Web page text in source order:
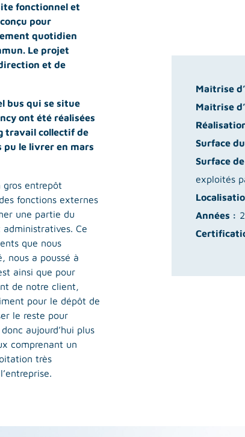
fonctionnel et
pour
quotidien
Le projet
et de
bus qui se situe
ont été réalisées
travail collectif de
pu le livrer en mars
entrepôt
fonctions externes
une partie du
Ce
que nous
nous a poussé à
ainsi que pour
de notre client,
pour le dépôt de
le reste pour
aujourd’hui plus
comprenant un
très
Maîtrise
Maîtrise
Surface
Surface
exploités
Années :